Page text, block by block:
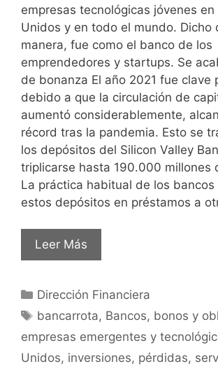
empresas tecnológicas jóvenes en
Unidos y en todo el mundo. Dicho
manera, fue como el banco de los
emprendedores y startups. Se
de bonanza El año 2021 fue clave
debido a que la circulación de
aumentó considerablemente,
récord tras la pandemia. Esto se
los depósitos del Silicon Valley
triplicarse hasta 190.000 millones
La práctica habitual de los
estos depósitos en préstamos a
Leer Más
Dirección Financiera
bancarrota, Bancos, bonos y
empresas emergentes y
Unidos, inversiones, pérdidas,